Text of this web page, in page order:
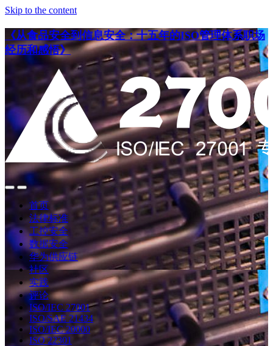
Skip to the content
《从食品安全到信息安全：十五年的ISO管理体系职场
经历和感悟》
点
搜
索
点
此
导
航
首页
法律标准
工控安全
数据安全
华为供应链
社区
实践
评论
ISO/IEC 27001
ISO/SAE 21434
ISO/IEC 20000
ISO 22301